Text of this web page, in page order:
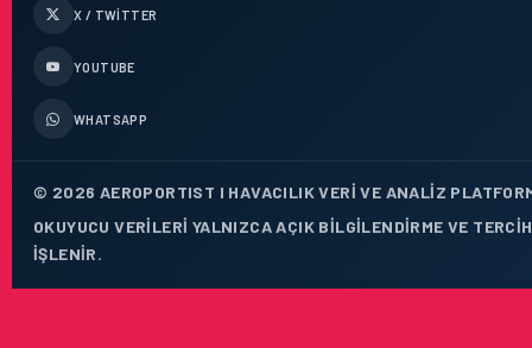
X / TWITTER
YOUTUBE
WHATSAPP
© 2026 AEROPORTIST I HAVACILIK VERI VE ANALIZ
OKUYUCU VERILERI YALNIZCA AÇIK BILGILENDIRME VE
IŞLENIR.